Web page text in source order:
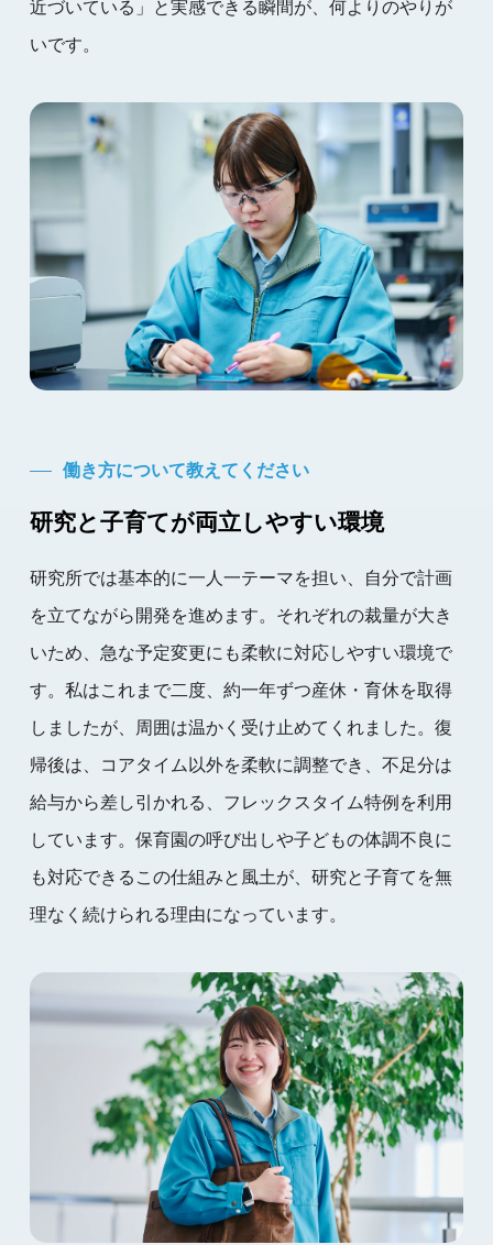
近づいている」と実感できる瞬間が、何よりのやりが
いです。
働き方について教えてください
研究と子育てが両立しやすい環境
研究所では基本的に一人一テーマを担い、自分で計画
を立てながら開発を進めます。それぞれの裁量が大き
いため、急な予定変更にも柔軟に対応しやすい環境で
す。私はこれまで二度、約一年ずつ産休・育休を取得
しましたが、周囲は温かく受け止めてくれました。復
帰後は、コアタイム以外を柔軟に調整でき、不足分は
給与から差し引かれる、フレックスタイム特例を利用
しています。保育園の呼び出しや子どもの体調不良に
も対応できるこの仕組みと風土が、研究と子育てを無
理なく続けられる理由になっています。